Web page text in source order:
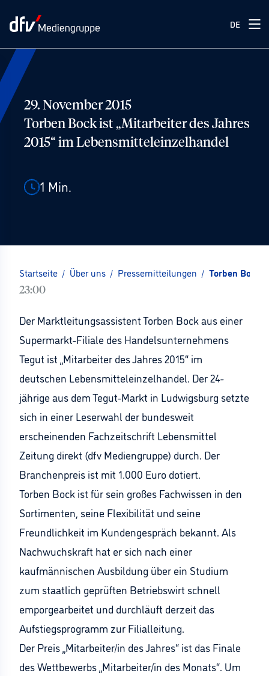
DE
29. November 2015
Torben Bock ist „Mitarbeiter des Jahres
2015“ im Lebensmitteleinzelhandel
1 Min.
Startseite / Über uns / Pressemitteilungen / Torben Bock
23:00
Der Marktleitungsassistent Torben Bock aus einer
Supermarkt-Filiale des Handelsunternehmens
Tegut ist „Mitarbeiter des Jahres 2015“ im
deutschen Lebensmitteleinzelhandel. Der 24-
jährige aus dem Tegut-Markt in Ludwigsburg setzte
sich in einer Leserwahl der bundesweit
erscheinenden Fachzeitschrift Lebensmittel
Zeitung direkt (dfv Mediengruppe) durch. Der
Branchenpreis ist mit 1.000 Euro dotiert.
Torben Bock ist für sein großes Fachwissen in den
Sortimenten, seine Flexibilität und seine
Freundlichkeit im Kundengespräch bekannt. Als
Nachwuchskraft hat er sich nach einer
kaufmännischen Ausbildung über ein Studium
zum staatlich geprüften Betriebswirt schnell
emporgearbeitet und durchläuft derzeit das
Aufstiegsprogramm zur Filialleitung.
Der Preis „Mitarbeiter/in des Jahres“ ist das Finale
des Wettbewerbs „Mitarbeiter/in des Monats“. Um